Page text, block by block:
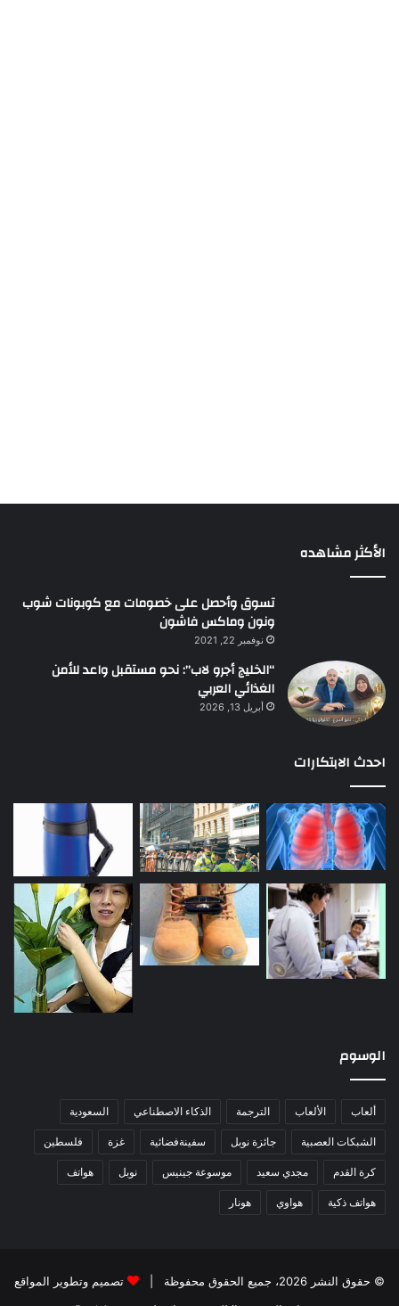
الأكثر مشاهده
تسوق وأحصل على خصومات مع كوبونات شوب
ونون وماكس فاشون
نوفمبر 22, 2021
“الخليج أجرو لاب”: نحو مستقبل واعد للأمن
الغذائي العربي
أبريل 13, 2026
احدث الابتكارات
الوسوم
ألعاب الألعاب الترجمة الذكاء الاصطناعي السعودية
الشبكات العصبية جائزة نوبل سفينةفضائية غزة فلسطين
كرة القدم مجدي سعيد موسوعة جينيس نوبل هواتف
هواتف ذكية هواوي هونار
© حقوق النشر 2026، جميع الحقوق محفوظة |
تصميم وتطوير المواقع